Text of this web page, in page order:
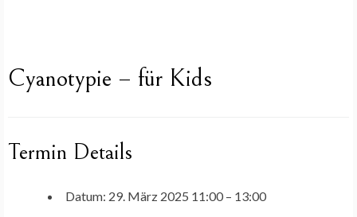
Cyanotypie – für Kids
Termin Details
Datum: 29. März 2025 11:00 – 13:00